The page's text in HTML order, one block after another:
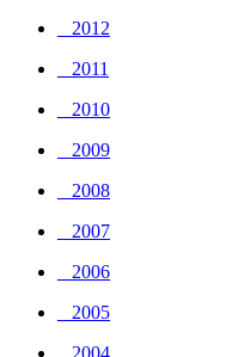
_ 2012
_ 2011
_ 2010
_ 2009
_ 2008
_ 2007
_ 2006
_ 2005